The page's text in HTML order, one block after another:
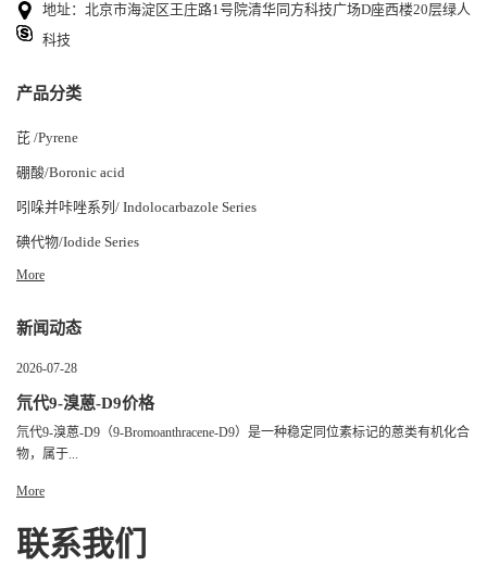
地址：北京市海淀区王庄路1号院清华同方科技广场D座西楼20层绿人
科技
产品分类
芘 /Pyrene
硼酸/Boronic acid
吲哚并咔唑系列/ Indolocarbazole Series
碘代物/Iodide Series
More
新闻动态
2026-07-28
氘代9-溴蒽-D9价格
氘代9-溴蒽-D9（9-Bromoanthracene-D9）是一种稳定同位素标记的蒽类有机化合
物，属于...
More
联系我们